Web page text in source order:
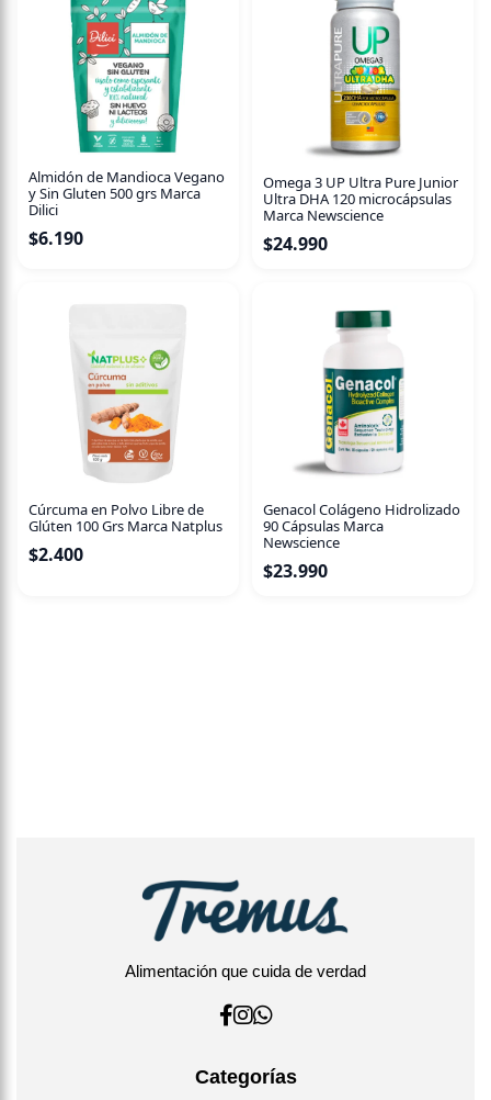
Súper crujiente: Textura perfecta que se derrite en tu boca
Nutritivo: La quinoa aporta proteínas y fibra natural
Sabor intenso: El maní le da ese toque delicioso que
buscas
Porción perfecta: 25g ideales para llevar a cualquier lado
Ideal para el recreo, la oficina, o cuando necesites un
snack saludable y sabroso. ¡Una vez que lo pruebes, no
podrás parar!
Almidón de Mandioca Vegano
y Sin Gluten 500 grs Marca
Dilici
$6.190
Omega 3 UP Ultra Pure Junior
Ultra DHA 120 microcápsulas
Marca Newscience
$24.990
Cúrcuma en Polvo Libre de
Glúten 100 Grs Marca Natplus
$2.400
Genacol Colágeno Hidrolizado
90 Cápsulas Marca
Newscience
$23.990
Alimentación que cuida de verdad
Categorías